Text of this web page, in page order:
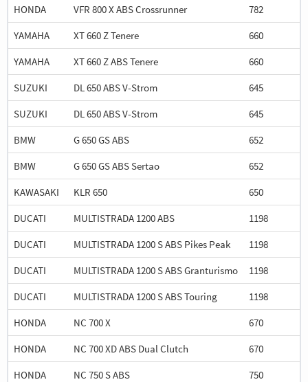
HONDA
VFR 800 X ABS Crossrunner
782
YAMAHA
XT 660 Z Tenere
660
YAMAHA
XT 660 Z ABS Tenere
660
SUZUKI
DL 650 ABS V-Strom
645
SUZUKI
DL 650 ABS V-Strom
645
BMW
G 650 GS ABS
652
BMW
G 650 GS ABS Sertao
652
KAWASAKI
KLR 650
650
DUCATI
MULTISTRADA 1200 ABS
1198
DUCATI
MULTISTRADA 1200 S ABS Pikes Peak
1198
DUCATI
MULTISTRADA 1200 S ABS Granturismo
1198
DUCATI
MULTISTRADA 1200 S ABS Touring
1198
HONDA
NC 700 X
670
HONDA
NC 700 XD ABS Dual Clutch
670
HONDA
NC 750 S ABS
750